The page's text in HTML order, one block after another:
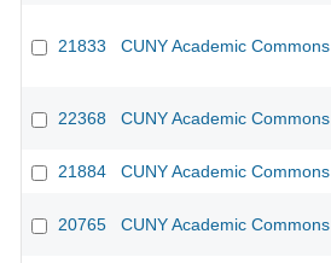
21833 CUNY Academic Commons
22368 CUNY Academic Commons
21884 CUNY Academic Commons
20765 CUNY Academic Commons